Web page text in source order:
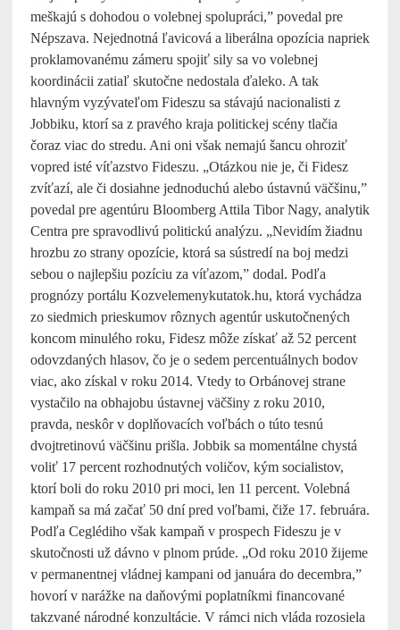
meškajú s dohodou o volebnej spolupráci,” povedal pre
Népszava. Nejednotná ľavicová a liberálna opozícia napriek
proklamovanému zámeru spojiť sily sa vo volebnej
koordinácii zatiaľ skutočne nedostala ďaleko. A tak
hlavným vyzývateľom Fideszu sa stávajú nacionalisti z
Jobbiku, ktorí sa z pravého kraja politickej scény tlačia
čoraz viac do stredu. Ani oni však nemajú šancu ohroziť
vopred isté víťazstvo Fideszu. „Otázkou nie je, či Fidesz
zvíťazí, ale či dosiahne jednoduchú alebo ústavnú väčšinu,”
povedal pre agentúru Bloomberg Attila Tibor Nagy, analytik
Centra pre spravodlivú politickú analýzu. „Nevidím žiadnu
hrozbu zo strany opozície, ktorá sa sústredí na boj medzi
sebou o najlepšiu pozíciu za víťazom,” dodal. Podľa
prognózy portálu Kozvelemenykutatok.hu, ktorá vychádza
zo siedmich prieskumov rôznych agentúr uskutočnených
koncom minulého roku, Fidesz môže získať až 52 percent
odovzdaných hlasov, čo je o sedem percentuálnych bodov
viac, ako získal v roku 2014. Vtedy to Orbánovej strane
vystačilo na obhajobu ústavnej väčšiny z roku 2010,
pravda, neskôr v doplňovacích voľbách o túto tesnú
dvojtretinovú väčšinu prišla. Jobbik sa momentálne chystá
voliť 17 percent rozhodnutých voličov, kým socialistov,
ktorí boli do roku 2010 pri moci, len 11 percent. Volebná
kampaň sa má začať 50 dní pred voľbami, čiže 17. februára.
Podľa Ceglédiho však kampaň v prospech Fideszu je v
skutočnosti už dávno v plnom prúde. „Od roku 2010 žijeme
v permanentnej vládnej kampani od januára do decembra,”
hovorí v narážke na daňovými poplatníkmi financované
takzvané národné konzultácie. V rámci nich vláda rozosiela